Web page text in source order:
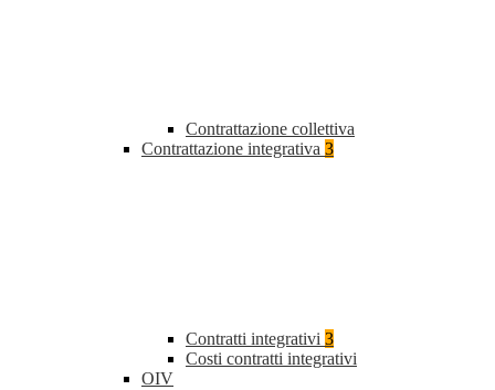
Contrattazione collettiva
Contrattazione integrativa 3
Contratti integrativi 3
Costi contratti integrativi
OIV